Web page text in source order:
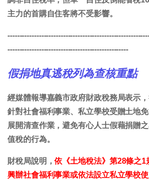
主力的首購自住客將不受影響。
--------------------------------------------------
假捐地真逃稅列為查核重點
經媒體報導嘉義市政府財政稅務局表示
針對社會福利事業、私立學校受贈土地
展開清查作業，避免有心人士假藉捐贈
值稅的行為。
財稅局說明，依《土地稅法》第28條之1
興辦社會福利事業或依法設立私立學校